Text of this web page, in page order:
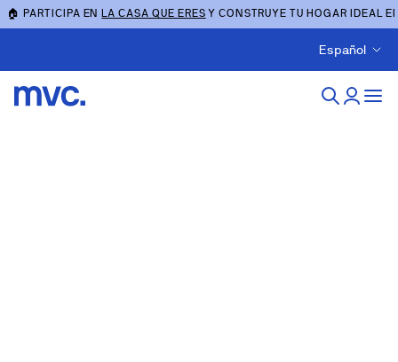
🏠 PARTICIPA ENLA CASA QUE ERES Y CONSTRUYE TU HOGAR IDEAL
Español